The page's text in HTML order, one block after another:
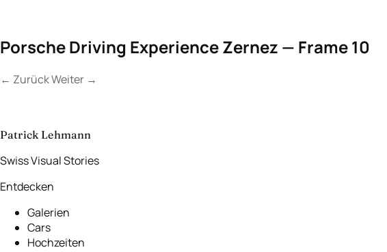
Porsche Driving Experience Zernez — Frame 10
← ZurückWeiter →
Lassen Sie unsetwas Unvergessliches
Patrick Lehmann
Swiss Visual Stories
Entdecken
Galerien
Cars
Hochzeiten